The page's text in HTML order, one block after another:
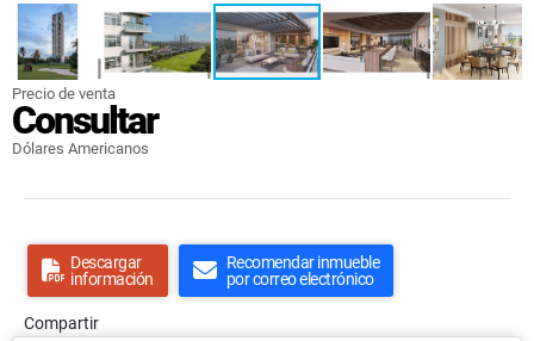
Precio de venta
Consultar
Dólares Americanos
Descargar
información
Recomendar inmueble
por correo electrónico
Compartir